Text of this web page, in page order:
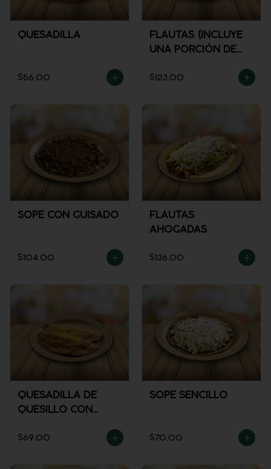
QUESADILLA
$56.00
FLAUTAS (INCLUYE
UNA PORCIÓN DE
$123.00
SOPE CON GUISADO
$104.00
FLAUTAS
AHOGADAS
$136.00
QUESADILLA DE
QUESILLO CON
$69.00
SOPE SENCILLO
$70.00